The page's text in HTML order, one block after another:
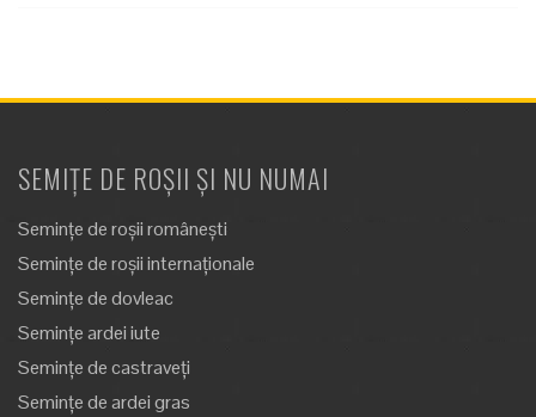
SEMIȚE DE ROȘII ȘI NU NUMAI
Semințe de roșii românești
Semințe de roșii internaționale
Semințe de dovleac
Semințe ardei iute
Semințe de castraveți
Semințe de ardei gras